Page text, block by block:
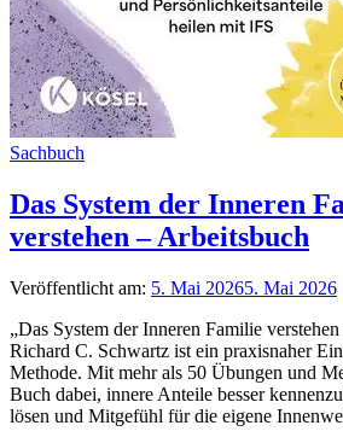
Sachbuch
Das System der Inneren
verstehen – Arbeitsbuch
Veröffentlicht am: 5. Mai 20265. Mai 2026
„Das System der Inneren Familie
Richard C. Schwartz ist ein praxisnaher
Methode. Mit mehr als 50 Übungen und
Buch dabei, innere Anteile besser
lösen und Mitgefühl für die eigene